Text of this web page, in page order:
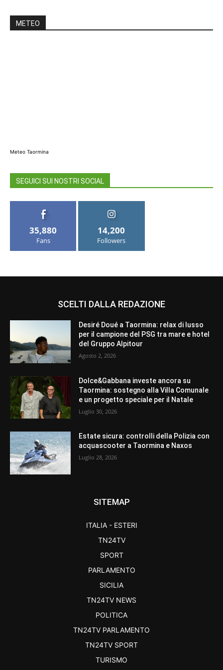
METEO
Meteo Taormina
SEGUICI SUI NOSTRI SOCIAL
35,880
Fans
14,200
Followers
SCELTI DALLA REDAZIONE
Desiré Doué a Taormina: relax di lusso
per il campione del PSG tra mare e hotel
del Gruppo Alpitour
Agosto 2, 2026
Dolce&Gabbana investe ancora su
Taormina: sostegno alla Villa Comunale
e un progetto speciale per il Natale
Luglio 30, 2026
Estate sicura: controlli della Polizia con
acquascooter a Taormina e Naxos
Luglio 28, 2026
SITEMAP
ITALIA - ESTERI
TN24TV
SPORT
PARLAMENTO
SICILIA
TN24TV NEWS
POLITICA
TN24TV PARLAMENTO
TN24TV SPORT
TURISMO